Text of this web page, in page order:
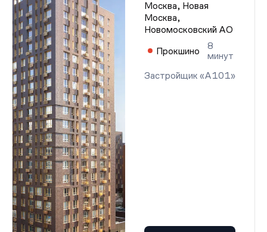
Москва, Новая
Москва,
Новомосковский АО
Прокшино
8
минут
Застройщик «А101»